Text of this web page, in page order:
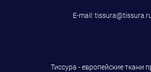
E-mail:
Тиссура - европейские ткани